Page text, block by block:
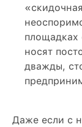
площадках
носят
дважды,
Даже если с